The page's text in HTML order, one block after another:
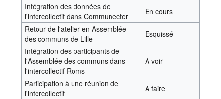
Intégration des données de
l'intercollectif dans Communecter
En cours
Retour de l'atelier en Assemblée
des communs de Lille
Esquissé
Intégration des participants de
l'Assemblée des communs dans
l'intercollectif Roms
A voir
Participation à une réunion de
l'intercollectif
A faire